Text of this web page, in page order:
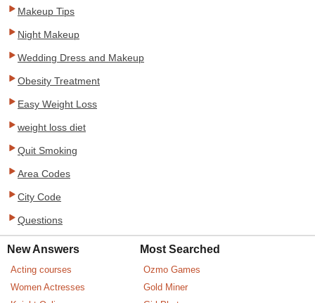
Makeup Tips
Night Makeup
Wedding Dress and Makeup
Obesity Treatment
Easy Weight Loss
weight loss diet
Quit Smoking
Area Codes
City Code
Questions
New Answers
Acting courses
Women Actresses
Most Searched
Ozmo Games
Gold Miner